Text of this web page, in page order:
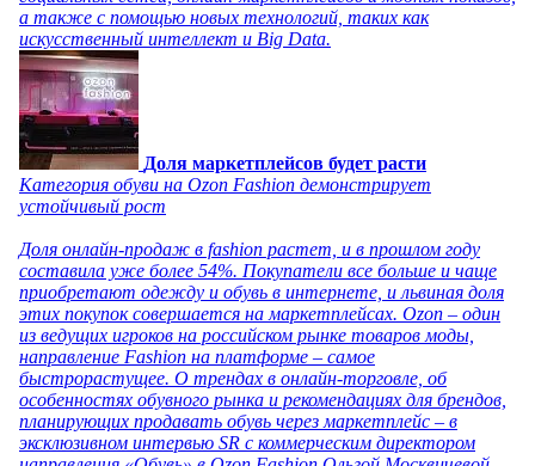
а также с помощью новых технологий, таких как
искусственный интеллект и Big Data.
Доля маркетплейсов будет расти
Категория обуви на Ozon Fashion демонстрирует
устойчивый рост
Доля онлайн-продаж в fashion растет, и в прошлом году
составила уже более 54%. Покупатели все больше и чаще
приобретают одежду и обувь в интернете, и львиная доля
этих покупок совершается на маркетплейсах. Ozon – один
из ведущих игроков на российском рынке товаров моды,
направление Fashion на платформе – самое
быстрорастущее. О трендах в онлайн-торговле, об
особенностях обувного рынка и рекомендациях для брендов,
планирующих продавать обувь через маркетплейс – в
эксклюзивном интервью SR с коммерческим директором